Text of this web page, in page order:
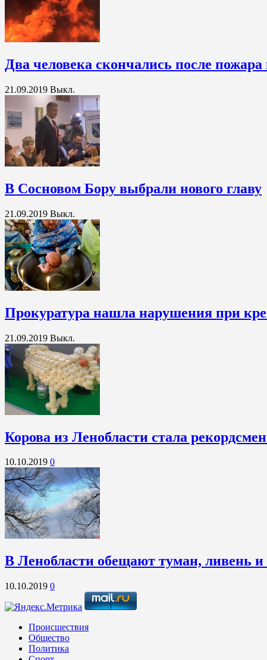
Два человека скончались после
21.09.2019 Выкл.
В Сосновом Бору выбрали нового главу
21.09.2019 Выкл.
Прокуратура нашла нарушения при
21.09.2019 Выкл.
Корова из Ленобласти стала
10.10.2019 0
В Ленобласти обещают туман, ливень
10.10.2019 0
Происшествия
Общество
Политика